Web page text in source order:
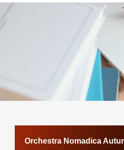
Orchestra Nomadica